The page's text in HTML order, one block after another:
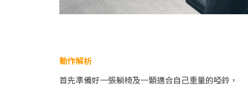
動作解析
首先準備好一張躺椅及一顆適合自己重量的啞鈴，